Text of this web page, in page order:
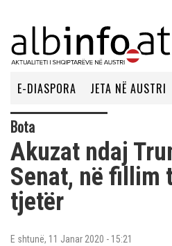
E-DIASPORA JETA NË AUSTRI
Bota
Akuzat ndaj
Senat, në fillim
tjetër
E shtunë, 11 Janar 2020 - 15:21